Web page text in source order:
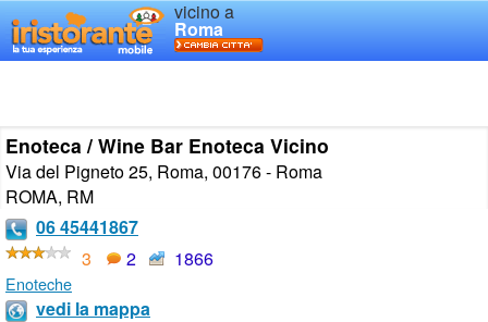
vicino a
Roma
Enoteca / Wine Bar Enoteca Vicino
Via del Pigneto 25, Roma, 00176 - Roma
ROMA, RM
06 45441867
3
2 1866
Enoteche
vedi la mappa